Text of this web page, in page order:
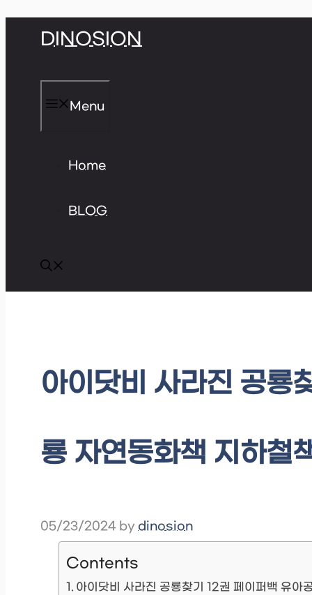
DINOSION
Menu
Home
BLOG
아이닷비 사라진 공룡
룡 자연동화책 지하
05/23/2024 by dinosion
Contents
아이닷비 사라진 공룡찾기 12권 페이퍼백 유아